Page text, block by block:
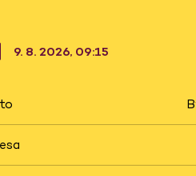
9. 8. 2026, 09:15